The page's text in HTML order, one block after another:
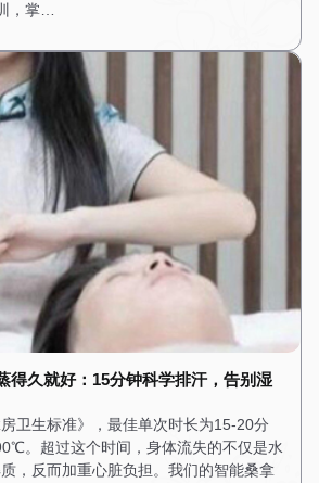
，掌…
得久就好：15分钟科学排汗，告别湿
卫生标准》，最佳单次时长为15-20分
。超过这个时间，身体流失的不仅是水
，反而加重心脏负担。我们的智能桑拿